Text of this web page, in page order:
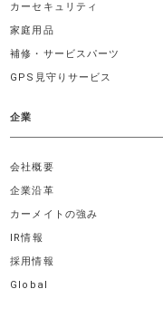
カーセキュリティ
家庭用品
補修・サービスパーツ
GPS見守りサービス
企業
会社概要
企業沿革
カーメイトの強み
IR情報
採用情報
Global